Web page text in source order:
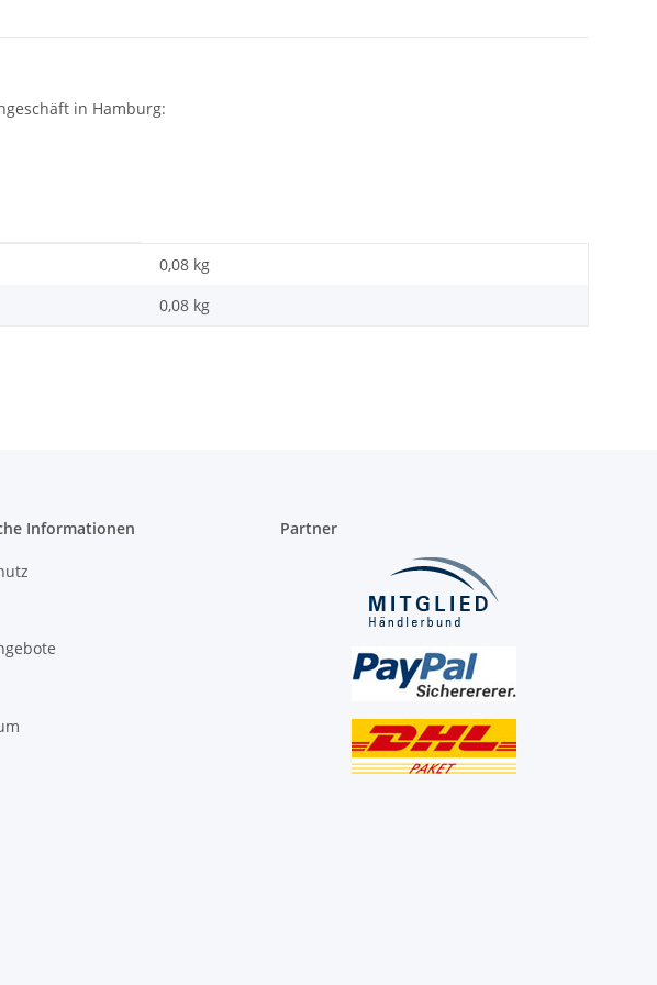
in Hamburg:
0,08 kg
0,08 kg
Informationen Partner